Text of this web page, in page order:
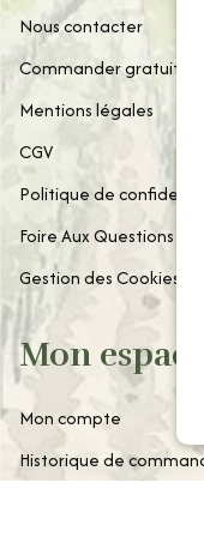
Nous contacter
Commander
Mentions légales
CGV
Politique de
Foire Aux Questions
Gestion des Cookies
Mon
Mon compte
Historique de